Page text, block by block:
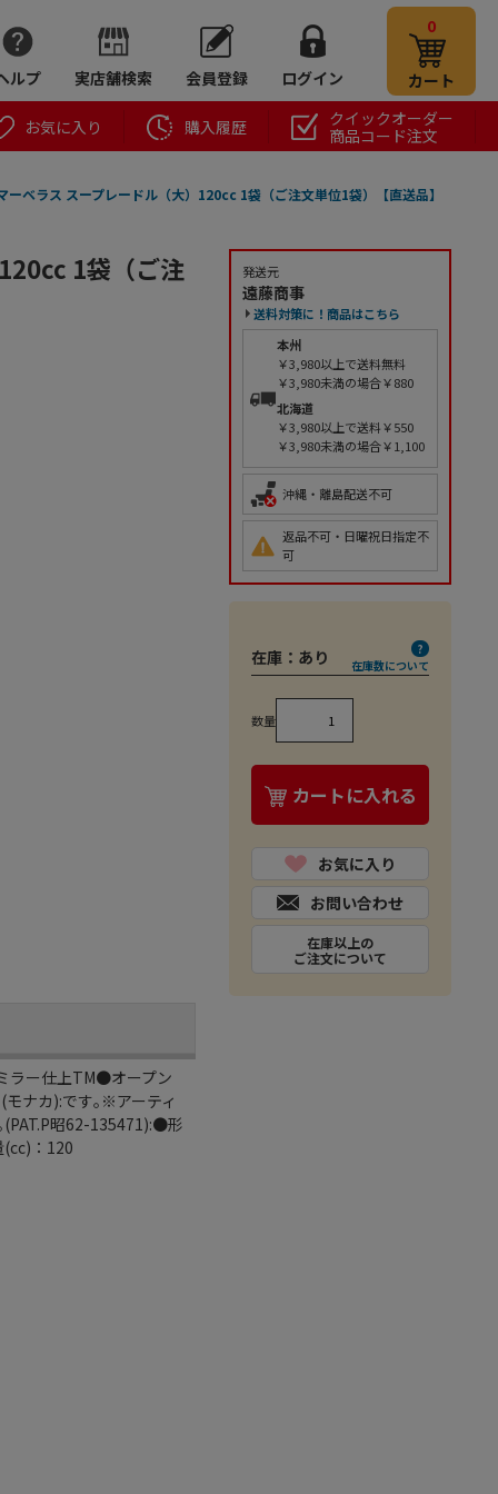
ルプ 実店舗検索 会員登録 ログイン
0
カート
お気に入り 購入履歴
クイックオーダー
商品コード注文
ーベラス スープレードル（大）120cc 1袋（ご注文単位1袋）【直送品】
1袋（ご注
ラー仕上TM●オープン
ナカ):です｡※アーティ
昭62-135471):●形
：120
発送元
遠藤商事
送料対策に！商品はこちら
本州
￥3,980以上で送料無料
￥3,980未満の場合￥880
北海道
￥3,980以上で送料￥550
￥3,980未満の場合￥1,100
沖縄・離島配送不可
返品不可・日曜祝日指定不
可
在庫： あり 在庫数について
数量
カートに入れる
お気に入り
お問い合わせ
在庫以上の
ご注文について